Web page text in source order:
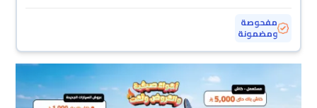
مفحوصة
ومضمونة